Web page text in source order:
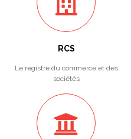
RCS
Le registre du commerce et des
sociétés